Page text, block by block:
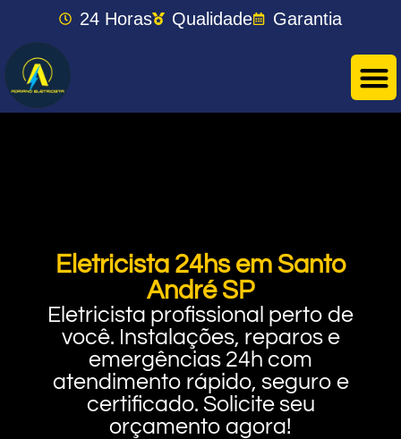
24 Horas Qualidade Garantia
Eletricista 24hs em Santo
André SP
Eletricista profissional perto de
você. Instalações, reparos e
emergências 24h com
atendimento rápido, seguro e
certificado. Solicite seu
orçamento agora!